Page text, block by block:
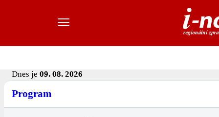
Dnes je 09. 08. 2026
Program